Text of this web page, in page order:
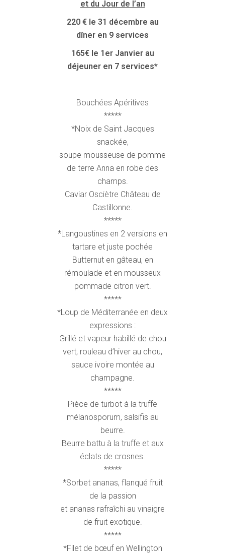
et du Jour de l’an
220 € le 31 décembre au
dîner en 9 services
165€ le 1er Janvier au
déjeuner en 7 services*
Bouchées Apéritives
*****
*Noix de Saint Jacques
snackée,
soupe mousseuse de pomme
de terre Anna en robe des
champs.
Caviar Osciètre Château de
Castillonne.
*****
*Langoustines en 2 versions en
tartare et juste pochée
Butternut en gâteau, en
rémoulade et en mousseux
pommade citron vert.
*****
*Loup de Méditerranée en deux
expressions :
Grillé et vapeur habillé de chou
vert, rouleau d’hiver au chou,
sauce ivoire montée au
champagne.
*****
Pièce de turbot à la truffe
mélanosporum, salsifis au
beurre.
Beurre battu à la truffe et aux
éclats de crosnes.
*****
*Sorbet ananas, flanqué fruit
de la passion
et ananas rafraîchi au vinaigre
de fruit exotique.
*****
*Filet de bœuf en Wellington